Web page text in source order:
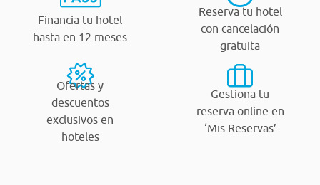
Financia tu hotel
hasta en 12 meses
Reserva tu hotel
con cancelación
gratuita
Ofertas y
descuentos
exclusivos en
hoteles
Gestiona tu
reserva online en
‘Mis Reservas’